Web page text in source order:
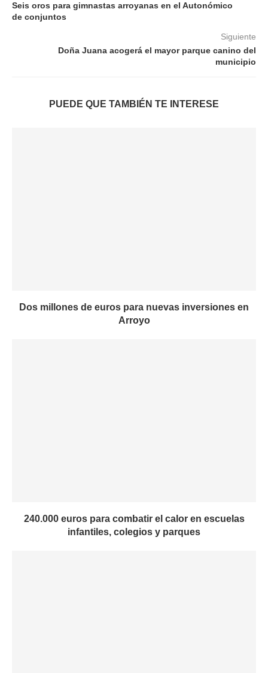
Seis oros para gimnastas arroyanas en el Autonómico
de conjuntos
Siguiente
Doña Juana acogerá el mayor parque canino del
municipio
PUEDE QUE TAMBIÉN TE INTERESE
Dos millones de euros para nuevas inversiones en
Arroyo
240.000 euros para combatir el calor en escuelas
infantiles, colegios y parques